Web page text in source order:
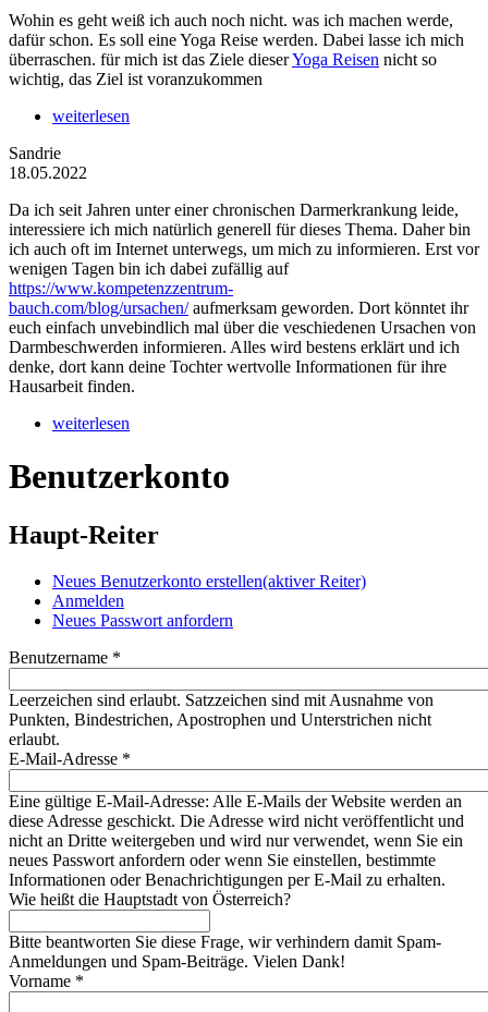
Wohin es geht weiß ich auch noch nicht. was ich machen werde,
dafür schon. Es soll eine Yoga Reise werden. Dabei lasse ich mich
überraschen. für mich ist das Ziele dieserYoga Reisen nicht so
wichtig, das Ziel ist voranzukommen
weiterlesen
Sandrie
18.05.2022
Da ich seit Jahren unter einer chronischen Darmerkrankung leide,
interessiere ich mich natürlich generell für dieses Thema. Daher bin
ich auch oft im Internet unterwegs, um mich zu informieren. Erst vor
wenigen Tagen bin ich dabei zufällig auf
https://www.kompetenzzentrum-
bauch.com/blog/ursachen/aufmerksam geworden. Dort könntet ihr
euch einfach unvebindlich mal über die veschiedenen Ursachen von
Darmbeschwerden informieren. Alles wird bestens erklärt und ich
denke, dort kann deine Tochter wertvolle Informationen für ihre
Hausarbeit finden.
weiterlesen
Benutzerkonto
Haupt-Reiter
Neues Benutzerkonto erstellen(aktiver Reiter)
Anmelden
Neues Passwort anfordern
Benutzername *
Leerzeichen sind erlaubt. Satzzeichen sind mit Ausnahme von
Punkten, Bindestrichen, Apostrophen und Unterstrichen nicht
erlaubt.
E-Mail-Adresse *
Eine gültige E-Mail-Adresse: Alle E-Mails der Website werden an
diese Adresse geschickt. Die Adresse wird nicht veröffentlicht und
nicht an Dritte weitergeben und wird nur verwendet, wenn Sie ein
neues Passwort anfordern oder wenn Sie einstellen, bestimmte
Informationen oder Benachrichtigungen per E-Mail zu erhalten.
Wie heißt die Hauptstadt von Österreich?
Bitte beantworten Sie diese Frage, wir verhindern damit Spam-
Anmeldungen und Spam-Beiträge. Vielen Dank!
Vorname *